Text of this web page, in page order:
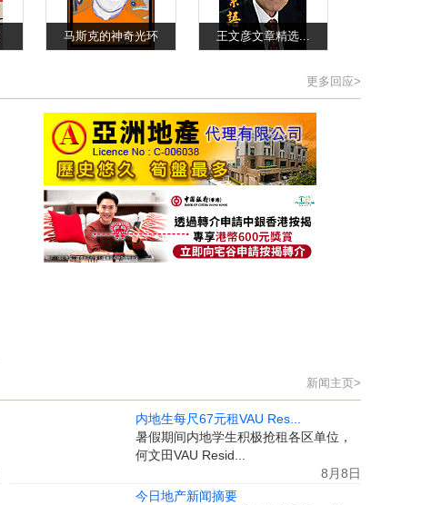
马斯克的神奇光环 王文彦文章精选...
更多回应>
新闻主页>
内地生每尺67元租VAU Res...
暑假期间内地学生积极抢租各区单位，
何文田VAU Resid...
8月8日
今日地产新闻摘要